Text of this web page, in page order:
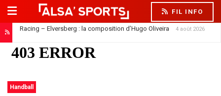
FIL INFO
Racing – Elversberg : la composition d’Hugo Oliveira 4 août 2026
Handball